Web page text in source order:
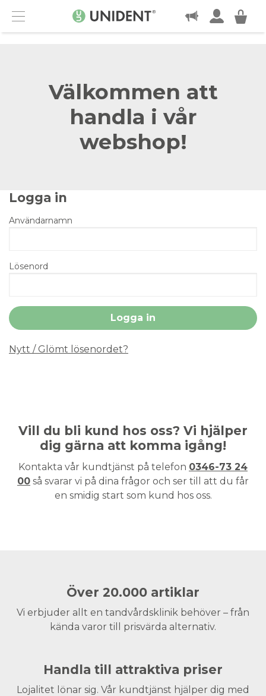
Menu
KONTAKT
Välkommen att
handla i vår
webshop!
Logga in
Användarnamn
Lösenord
Nytt / Glömt lösenordet?
Vill du bli kund hos oss? Vi hjälper
dig gärna att komma igång!
Kontakta vår kundtjänst på telefon 0346-73 24
00 så svarar vi på dina frågor och ser till att du får
en smidig start som kund hos oss.
Över 20.000 artiklar
Vi erbjuder allt en tandvårdsklinik behöver – från
kända varor till prisvärda alternativ.
Handla till attraktiva priser
Lojalitet lönar sig. Vår kundtjänst hjälper dig med